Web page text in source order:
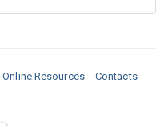
Online Resources Contacts